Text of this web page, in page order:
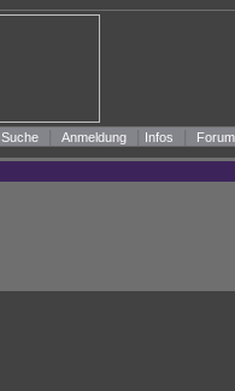
Suche| Anmeldung| Infos Forum